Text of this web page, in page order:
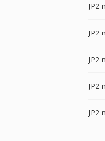
JP2
JP2
JP2
JP2
JP2